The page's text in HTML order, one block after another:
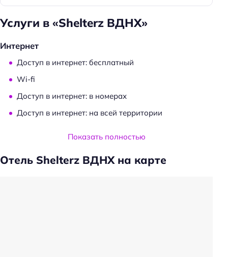
Услуги в «Shelterz ВДНХ»
Интернет
Доступ в интернет: бесплатный
Wi-fi
Доступ в интернет: в номерах
Доступ в интернет: на всей территории
Услуги и удобстваПоказать полностью
Отель Shelterz ВДНХ на карте